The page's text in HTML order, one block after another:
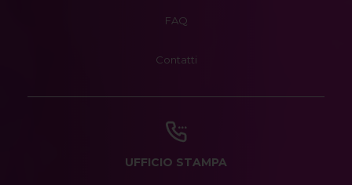
FAQ
Contatti
UFFICIO STAMPA